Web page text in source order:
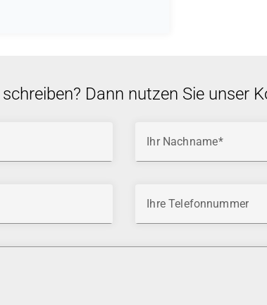
Dann nutzen Sie unser
Ihr Nachname
Ihre Telefonnummer